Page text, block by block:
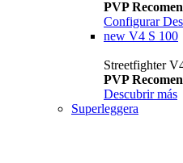
PVP
Configurar
new V4 S 100
Streetfighter
PVP
Descubrir más
Superleggera